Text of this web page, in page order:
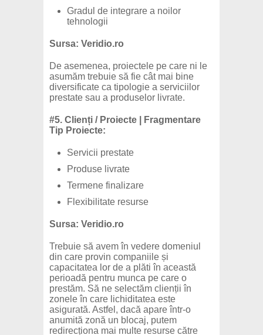
Gradul de integrare a noilor
tehnologii
Sursa: Veridio.ro
De asemenea, proiectele pe care ni le
asumăm trebuie să fie cât mai bine
diversificate ca tipologie a serviciilor
prestate sau a produselor livrate.
#5. Clienți / Proiecte | Fragmentare
Tip Proiecte:
Servicii prestate
Produse livrate
Termene finalizare
Flexibilitate resurse
Sursa: Veridio.ro
Trebuie să avem în vedere domeniul
din care provin companiile și
capacitatea lor de a plăti în această
perioadă pentru munca pe care o
prestăm. Să ne selectăm clienții în
zonele în care lichiditatea este
asigurată. Astfel, dacă apare într-o
anumită zonă un blocaj, putem
redirecționa mai multe resurse către